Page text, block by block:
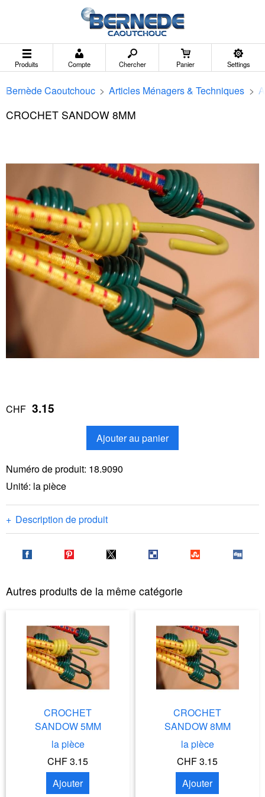
Produits Compte Chercher Panier Settings
Bernède Caoutchouc > Articles Ménagers & Techniques >
CROCHET SANDOW 8MM
CHF 3.15
Ajouter au panier
Numéro de produit: 18.9090
Unité: la pièce
Description de produit
Autres produits de la même catégorie
CROCHET
SANDOW 5MM
la pièce
CHF 3.15
Ajouter
CROCHET
SANDOW 8MM
la pièce
CHF 3.15
Ajouter